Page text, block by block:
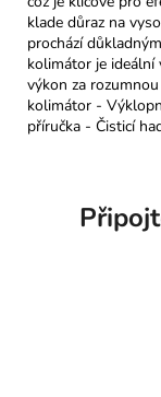
klade důraz na
prochází
kolimátor je ideální
výkon za
kolimátor -
příručka - Čisticí